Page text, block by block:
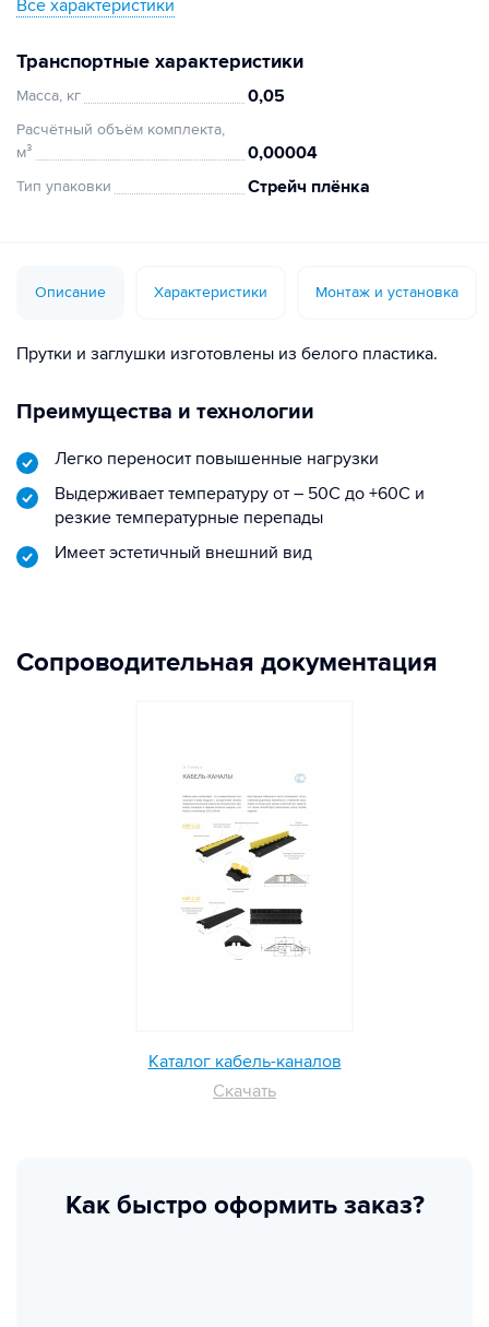
Все характеристики
Транспортные характеристики
Масса, кг 0,05
Расчётный объём комплекта,
м³
0,00004
Тип упаковки Стрейч плёнка
Описание Характеристики Монтаж и установка
Прутки и заглушки изготовлены из белого пластика.
Преимущества и технологии
Легко переносит повышенные нагрузки
Выдерживает температуру от – 50С до +60С и
резкие температурные перепады
Имеет эстетичный внешний вид
Сопроводительная документация
Каталог кабель-каналов
Скачать
Как быстро оформить заказ?